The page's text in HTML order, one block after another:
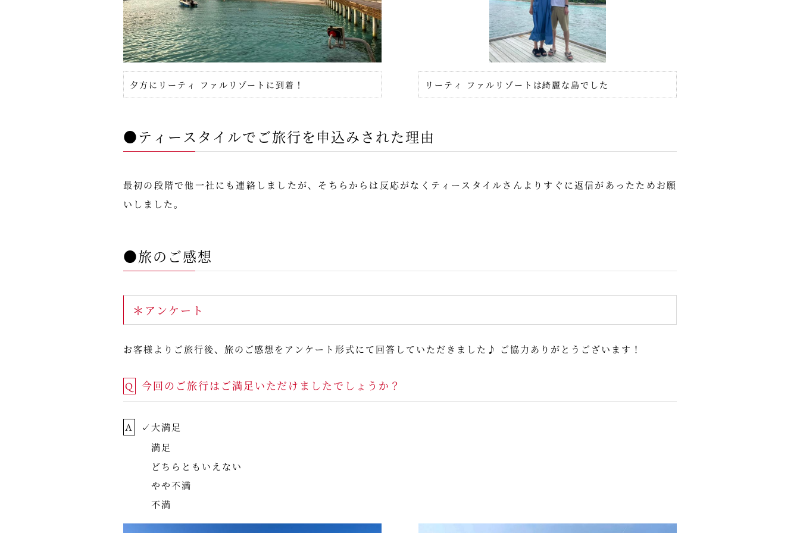
夕方にリーティ ファルリゾートに到着！ リーティ ファルリゾートは綺麗な島でした
●ティースタイルでご旅行を申込みされた理由
最初の段階で他一社にも連絡しましたが、そちらからは反応がなくティースタイルさんよりすぐに返信があったためお願
いしました。
●旅のご感想
＊アンケート
お客様よりご旅行後、旅のご感想をアンケート形式にて回答していただきました♪ ご協力ありがとうございます！
Q 今回のご旅行はご満足いただけましたでしょうか？
A
✓大満足
満足
どちらともいえない
やや不満
不満